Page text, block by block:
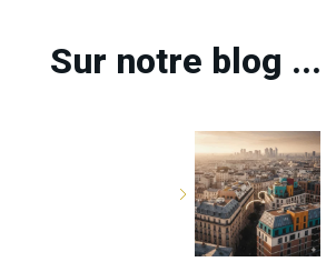
Sur notre blog ...